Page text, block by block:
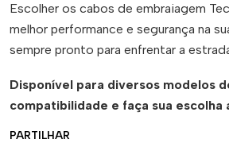
Escolher os cabos de embraiagem
melhor performance e segurança na
sempre pronto para enfrentar a
Disponível para diversos modelos
compatibilidade e faça sua escolha
PARTILHAR